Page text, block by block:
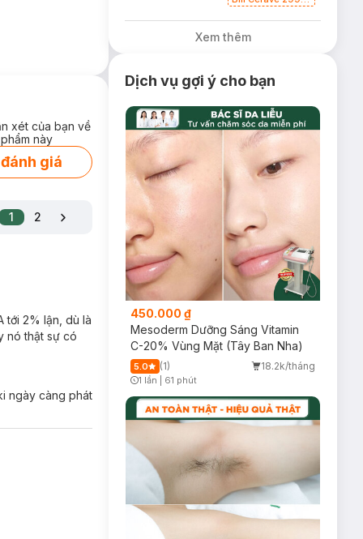
xét của bạn về
này
giá
1 2
tới 2% lận, dù là
nó thật sự có
ngày càng phát
(SL có hạn)
Xem thêm
Dịch vụ gợi ý cho bạn
450.000 ₫
Mesoderm Dưỡng Sáng Vitamin
C-20% Vùng Mặt (Tây Ban Nha)
5.0 (1) 18.2k/tháng
Timer Gray Icon
1 lần 61 phút